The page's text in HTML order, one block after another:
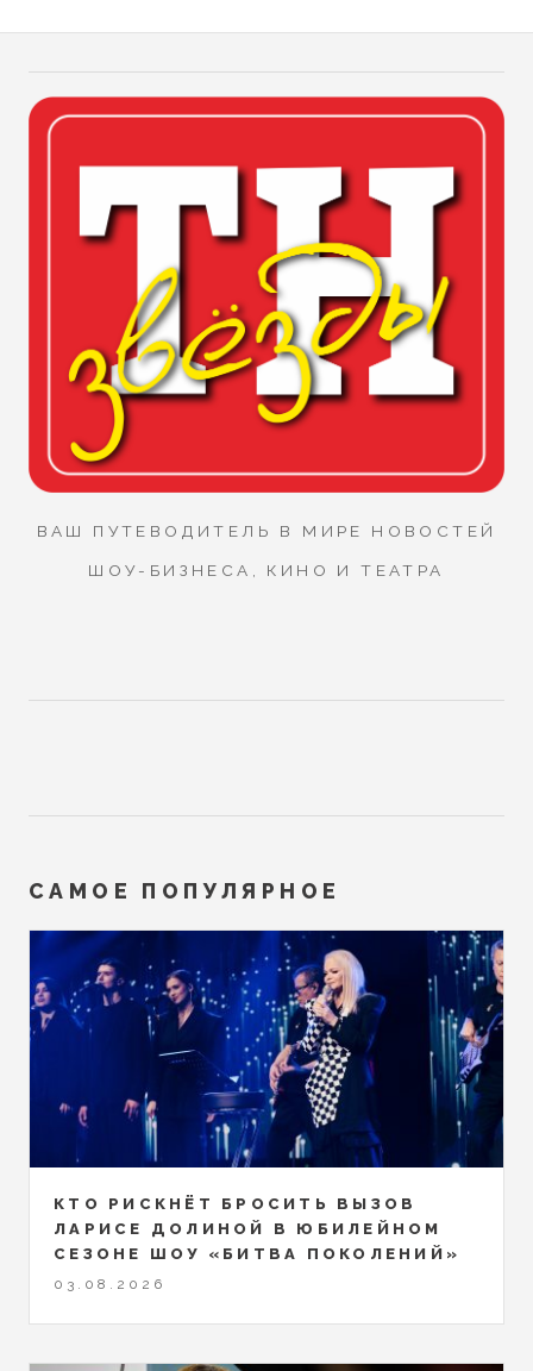
ВАШ ПУТЕВОДИТЕЛЬ В МИРЕ НОВОСТЕЙ
ШОУ-БИЗНЕСА, КИНО И ТЕАТРА
САМОЕ ПОПУЛЯРНОЕ
КТО РИСКНЁТ БРОСИТЬ ВЫЗОВ
ЛАРИСЕ ДОЛИНОЙ В ЮБИЛЕЙНОМ
СЕЗОНЕ ШОУ «БИТВА ПОКОЛЕНИЙ»
03.08.2026